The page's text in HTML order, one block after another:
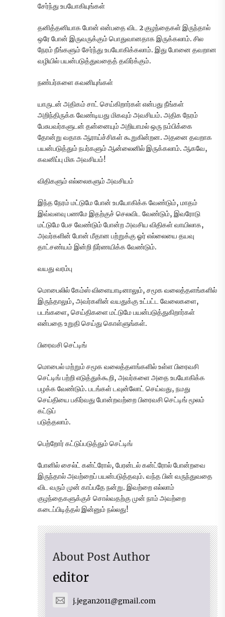
சேர்ந்து உபயோகியுங்கள்
தனித்தனியாக போன் என்பதை விட 2 குழந்தைகள் இருந்தால்
ஒரே போன் இருவருக்கும் பொதுவானதாக இருக்கலாம். சில
நேரம் நீங்களும் சேர்ந்து உபயோகிக்கலாம். இது போனை தவறான
வழியில் பயன்படுத்துவதைத் தவிர்க்கும்.
நண்பர்களை கவனியுங்கள்
யாருடன் அதிகம் சாட் செய்கிறார்கள் என்பது நீங்கள்
அறிந்திருக்க வேண்டியது மிகவும் அவசியம். அதிக நேரம்
பேசுபவர்களுடன் தன்னையும் அறியாமல் ஒரு நம்பிக்கை
தோன்று வதாக ஆராய்ச்சிகள் கூறுகின்றன. அதனை தவறாக
பயன்படுத்தும் நபர்களும் ஆன்லைனில் இருக்கலாம். ஆகவே,
கவனிப்பு மிக அவசியம்!
விதிகளும் எல்லைகளும் அவசியம்
இந்த நேரம் மட்டுமே போன் உபயோகிக்க வேண்டும், மாதம்
இவ்வளவு பணமே இதற்குச் செலவிட வேண்டும், இவரோடு
மட்டுமே பேச வேண்டும் போன்ற அவசிய விதிகள் வாயிலாக,
அவர்களின் போன் மீதான பற்றுக்கு ஓர் எல்லையை தயவு
தாட்சண்யம் இன்றி நிர்ணயிக்க வேண்டும்.
வயது வரம்பு
மொபைலில் கேம்ஸ் விளையாடினாலும், சமூக வலைத்தளங்களில்
இருந்தாலும், அவர்களின் வயதுக்கு உட்பட்ட வேலைகளை,
படங்களை, செய்திகளை மட்டுமே பயன்படுத்துகிறார்கள்
என்பதை உறுதி செய்து கொள்ளுங்கள்.
பிரைவசி செட்டிங்
மொபைல் மற்றும் சமூக வலைத்தளங்களில் உள்ள பிரைவசி
செட்டிங் பற்றி எடுத்துக்கூறி, அவர்களை அதை உபயோகிக்க
பழக்க வேண்டும். படங்கள் டவுன்லோட் செய்வது, நமது
செய்தியை பகிர்வது போன்றவற்றை பிரைவசி செட்டிங் மூலம்
கட்டுப்
படுத்தலாம்.
பெற்றோர் கட்டுப்படுத்தும் செட்டிங்
போனில் சைல்ட் கன்ட்ரோல், பேரன்டல் கன்ட்ரோல் போன்றவை
இருந்தால் அவற்றைப் பயன்படுத்தவும். வந்த பின் வருந்துவதை
விட வரும் முன் காப்பதே நன்று. இவற்றை எல்லாம்
குழந்தைகளுக்குச் சொல்வதற்கு முன் நாம் அவற்றை
கடைப்பிடித்தல் இன்னும் நல்லது!
About Post Author
editor
j.jegan2011@gmail.com